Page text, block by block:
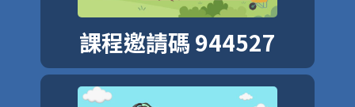
課程邀請碼 944527